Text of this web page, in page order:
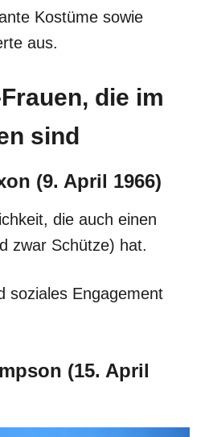
Kostüme sowie
aus.
die im
sind
(9. April 1966)
die auch einen
zwar Schütze) hat.
soziales Engagement
(15. April